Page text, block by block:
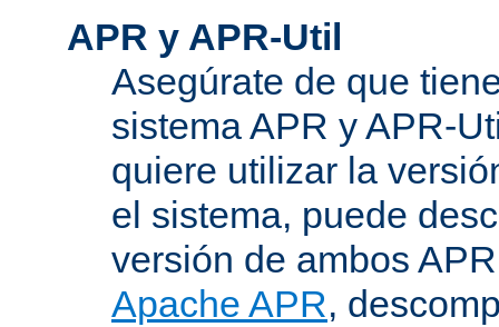
APR y APR-Util
Asegúrate de que
sistema APR y APR-
quiere utilizar la
el sistema, puede
versión de ambos
Apache APR,